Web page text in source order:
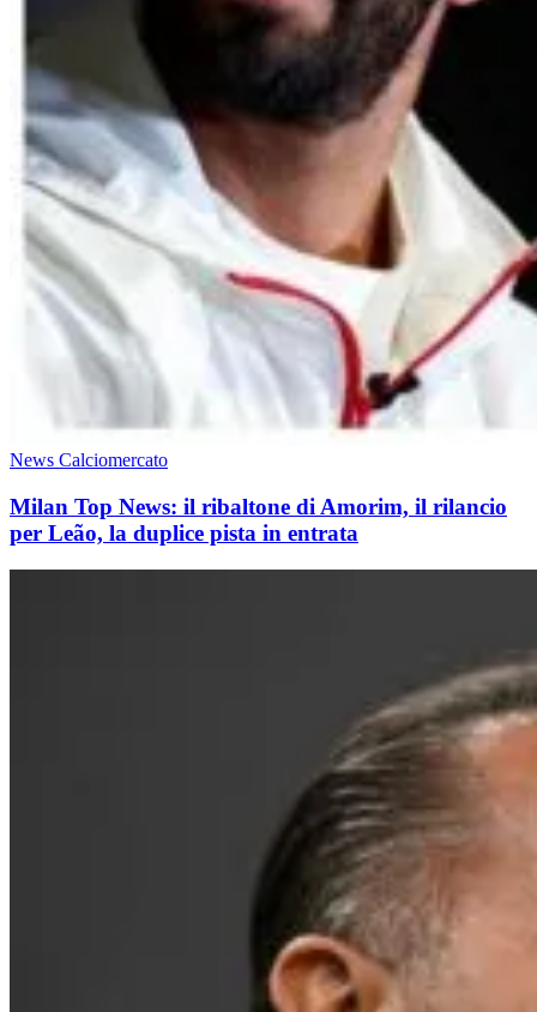
News Calciomercato
Milan Top News: il ribaltone di Amorim, il rilancio
per Leão, la duplice pista in entrata